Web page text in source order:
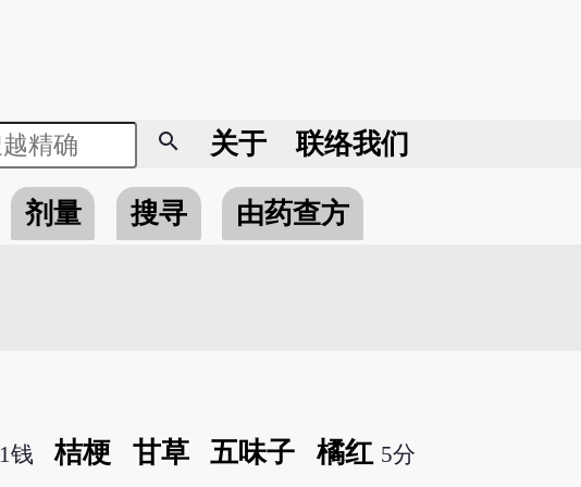
search 关于 联络我们
剂量 搜寻 由药查方
1钱 桔梗 甘草 五味子 橘红 5分